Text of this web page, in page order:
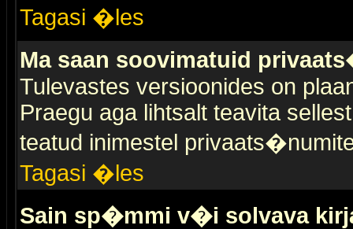
Tagasi �les
Ma saan soovimatuid
Tulevastes versioonides on
Praegu aga lihtsalt teavita
teatud inimestel
Tagasi �les
Sain sp�mmi v�i solvava